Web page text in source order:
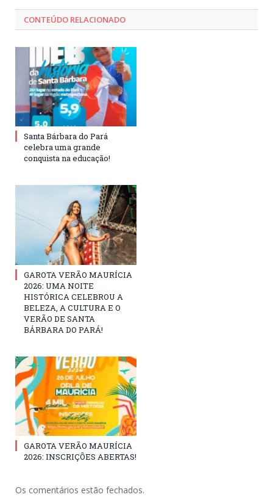
CONTEÚDO RELACIONADO
Santa Bárbara do Pará
celebra uma grande
conquista na educação!
GAROTA VERÃO MAURÍCIA
2026: UMA NOITE
HISTÓRICA CELEBROU A
BELEZA, A CULTURA E O
VERÃO DE SANTA
BÁRBARA DO PARÁ!
GAROTA VERÃO MAURÍCIA
2026: INSCRIÇÕES ABERTAS!
Os comentários estão fechados.